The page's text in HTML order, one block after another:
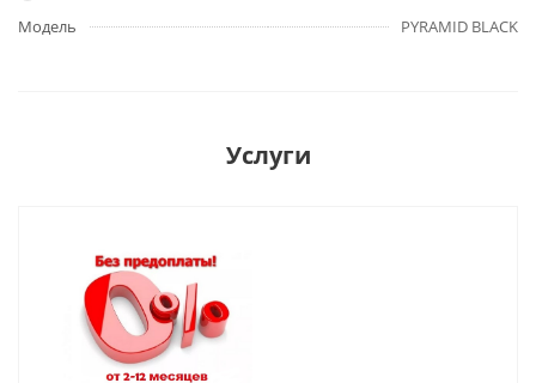
Модель
PYRAMID BLACK
Услуги